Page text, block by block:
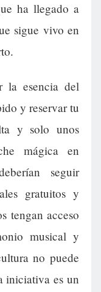
ha llegado a
sigue vivo en
la esencia del
y reservar tu
y solo unos
mágica en
seguir
gratuitos y
tengan acceso
musical y
no puede
iniciativa es un